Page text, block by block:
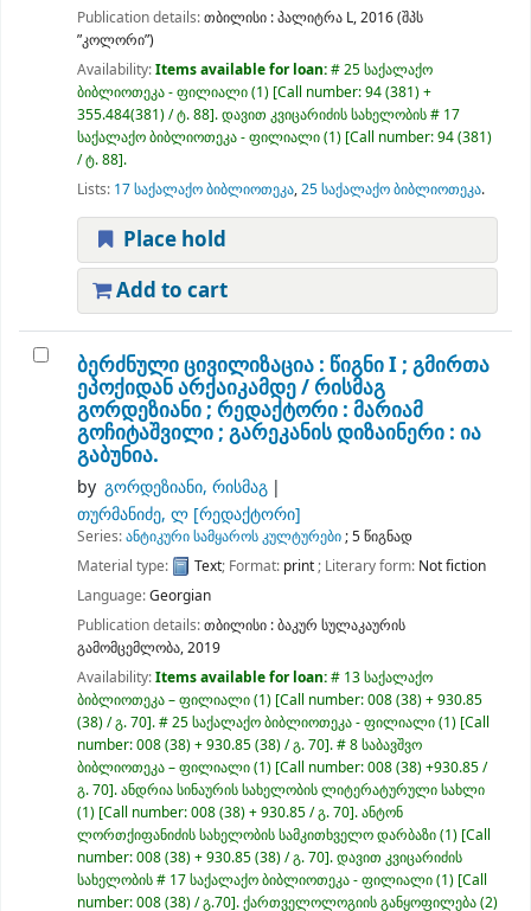
Publication details:თბილისი :პალიტრა L,2016 (შპს
”კოლორი”)
Availability:Items available for loan:# 25 საქალაქო
ბიბლიოთეკა - ფილიალი(1) Call number:94 (381) +
355.484(381) / ტ. 88 .დავით კვიცარიძის სახელობის # 17
საქალაქო ბიბლიოთეკა - ფილიალი(1) Call number:94 (381)
/ ტ. 88 .
Lists: 17 საქალაქო ბიბლიოთეკა,25 საქალაქო ბიბლიოთეკა.
Place hold
Add to cart
ბერძნული ცივილიზაცია : წიგნი I ; გმირთა
ეპოქიდან არქაიკამდე /რისმაგ
გორდეზიანი ; რედაქტორი : მარიამ
გოჩიტაშვილი ; გარეკანის დიზაინერი : ია
გაბუნია.
by გორდეზიანი, რისმაგ
თურმანიძე, ლ [რედაქტორი]
Series:ანტიკური სამყაროს კულტურები; 5 წიგნად
Material type:
Text; Format: print; Literary form: Not fiction
Language:Georgian
Publication details:თბილისი :ბაკურ სულაკაურის
გამომცემლობა,2019
Availability:Items available for loan:# 13 საქალაქო
ბიბლიოთეკა – ფილიალი(1) Call number:008 (38) + 930.85
(38) / გ. 70 .# 25 საქალაქო ბიბლიოთეკა - ფილიალი(1) Call
number:008 (38) + 930.85 (38) / გ. 70 .# 8 საბავშვო
ბიბლიოთეკა – ფილიალი(1) Call number:008 (38) +930.85 /
გ. 70 .ანდრია სინაურის სახელობის ლიტერატურული სახლი
(1) Call number:008 (38) + 930.85 / გ. 70 .ანტონ
ლორთქიფანიძის სახელობის სამკითხველო დარბაზი(1) Call
number:008 (38) + 930.85 (38) / გ. 70 .დავით კვიცარიძის
სახელობის # 17 საქალაქო ბიბლიოთეკა - ფილიალი(1) Call
number:008 (38) / გ.70 .ქართველოლოგიის განყოფილება(2)